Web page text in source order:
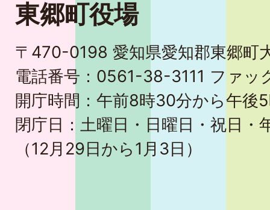
東郷町役場
〒470-0198 愛知県愛知郡東郷町
電話番号：0561-38-3111 ファ
開庁時間：午前8時30分から午後
閉庁日：土曜日・日曜日・祝日・
（12月29日から1月3日）